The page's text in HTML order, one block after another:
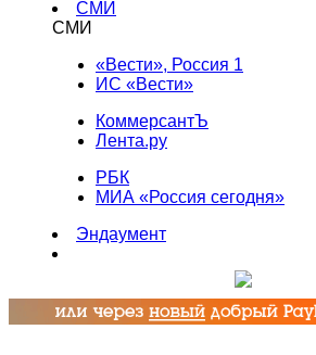
СМИ
СМИ
«Вести», Россия 1
ИС «Вести»
КоммерсантЪ
Лента.ру
РБК
МИА «Россия сегодня»
Эндаумент